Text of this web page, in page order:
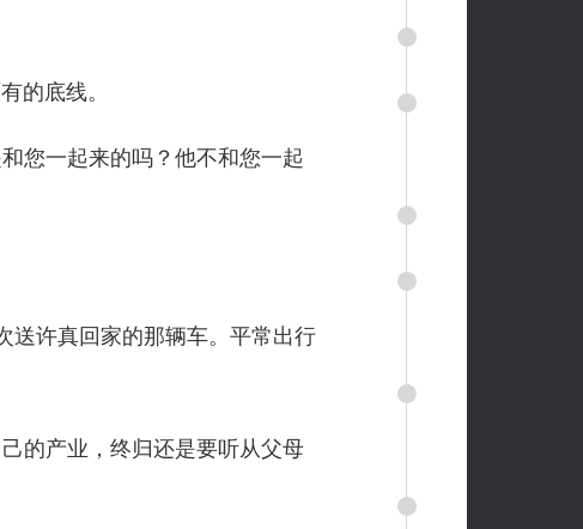
的底线。
您一起来的吗？他不和您一起
许真回家的那辆车。平常出行
的产业，终归还是要听从父母